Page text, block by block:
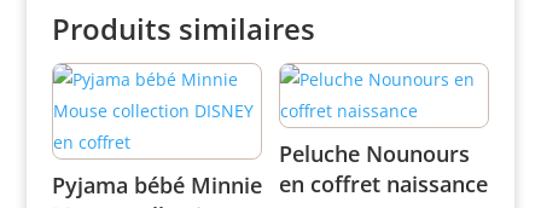
Produits similaires
Pyjama bébé Minnie
Peluche Nounours
en coffret naissance